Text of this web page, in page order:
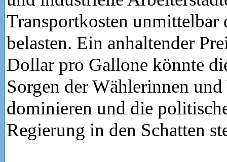
Transportkosten unmittelbar
belasten. Ein anhaltender
Dollar pro Gallone könnte
Sorgen der Wählerinnen
dominieren und die
Regierung in den Schatten